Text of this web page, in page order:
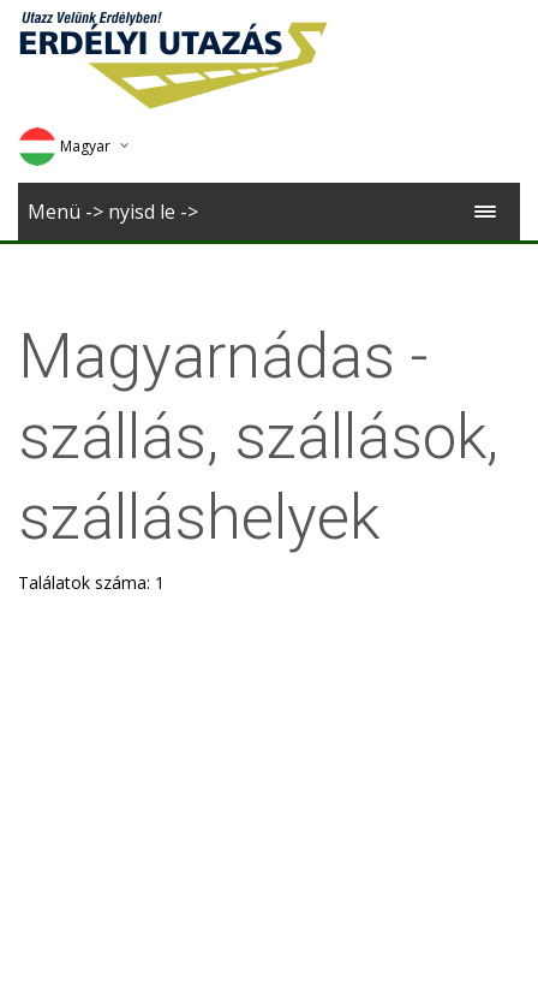
Magyar
Deutsch
Menü -> nyisd le ->
Magyarnádas -
szállás, szállások,
szálláshelyek
Találatok száma: 1